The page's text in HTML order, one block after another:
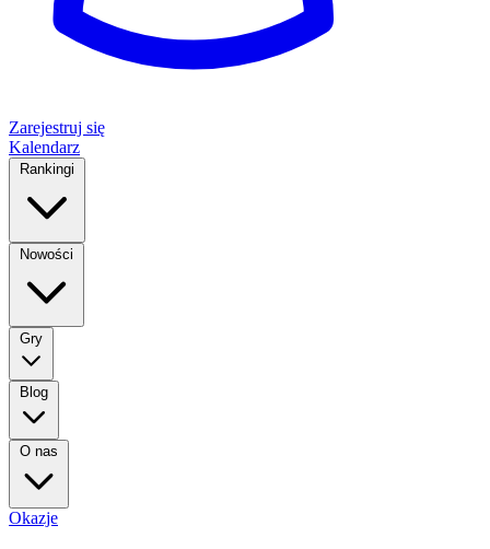
Zarejestruj się
Kalendarz
Rankingi
Nowości
Gry
Blog
O nas
Okazje